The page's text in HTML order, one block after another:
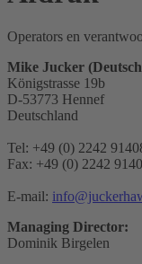
Operators en
Mike Jucker
Königstrasse 19b
D-53773 Hennef
Deutschland
Tel: +49 (0) 2242
Fax: +49 (0) 2242
E-mail:
Managing Director:
Dominik Birgelen